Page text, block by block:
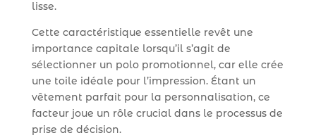
lisse.
Cette caractéristique essentielle revêt une
importance capitale lorsqu’il s’agit de
sélectionner un polo promotionnel, car elle crée
une toile idéale pour l’impression. Étant un
vêtement parfait pour la personnalisation, ce
facteur joue un rôle crucial dans le processus de
prise de décision.